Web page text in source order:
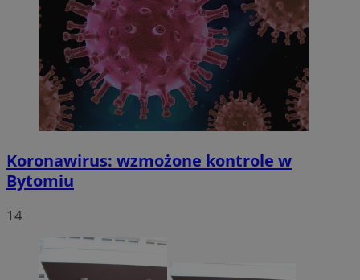
Koronawirus: wzmożone kontrole w
Bytomiu
14